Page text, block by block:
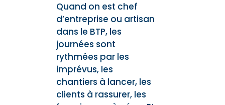
Quand on est chef
d’entreprise ou artisan
dans le BTP, les
journées sont
rythmées par les
imprévus, les
chantiers à lancer, les
clients à rassurer, les